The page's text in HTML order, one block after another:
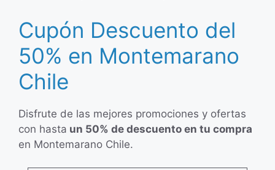
Cupón Descuento del
50% en Montemarano
Chile
Disfrute de las mejores promociones y ofertas
con hasta un 50% de descuento en tu compra
en Montemarano Chile.